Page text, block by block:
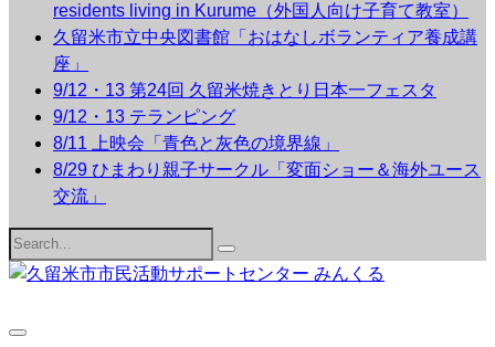
residents living in Kurume（外国人向け子育て教室）
久留米市立中央図書館「おはなしボランティア養成講
座」
9/12・13 第24回 久留米焼きとり日本一フェスタ
9/12・13 テランピング
8/11 上映会「青色と灰色の境界線」
8/29 ひまわり親子サークル「変面ショー＆海外ユース
交流」
Search
for: